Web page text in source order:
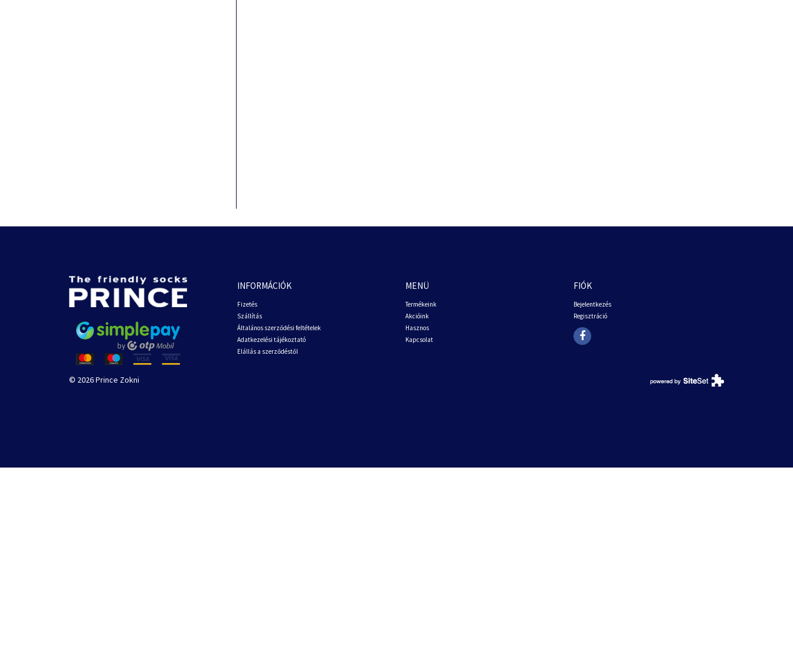
INFORMÁCIÓK
Fizetés
Szállítás
Általános szerződési feltételek
Adatkezelési tájékoztató
Elállás a szerződéstől
MENÜ
Termékeink
Akcióink
Hasznos
Kapcsolat
FIÓK
Bejelentkezés
Regisztráció
© 2026 Prince Zokni